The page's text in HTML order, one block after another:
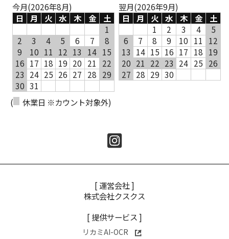
今月(2026年8月)
日
月 火 水 木 金
土
1
2
3 4 5 6 7
8
9
10 11 12 13 14 15
16 17 18 19 20 21
22
23 24 25 26 27 28 29
30 31
翌月(2026年9月)
日
月 火 水 木 金
土
1
2 3 4
5
6
7 8 9 10 11
12
13 14 15 16 17 18 19
20 21 22 23 24 25 26
27 28 29 30
( 休業日 ※カウント対象外)
[ 運営会社 ]
株式会社クスクス
[ 提供サービス ]
リカミAI-OCR